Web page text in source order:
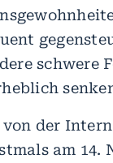
schwere
der
am 14.